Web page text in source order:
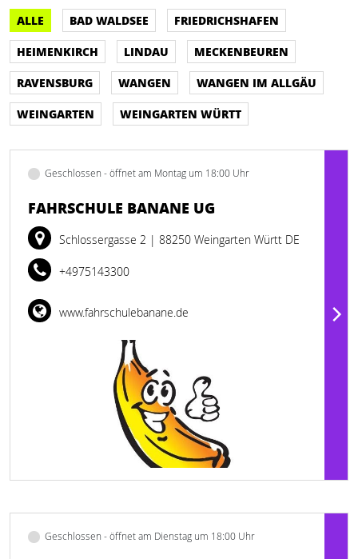
ALLE BAD WALDSEE
FRIEDRICHSHAFEN
HEIMENKIRCH
LINDAU
MECKENBEUREN
RAVENSBURG
WANGEN
WANGEN IM ALLGÄU
WEINGARTEN
WEINGARTEN WÜRTT
Geschlossen - öffnet am Montag um 18:00 Uhr
FAHRSCHULE BANANE UG
Schlossergasse 2 | 88250 Weingarten Württ DE
+4975143300
www.fahrschulebanane.de
Geschlossen - öffnet am Dienstag um 18:00 Uhr